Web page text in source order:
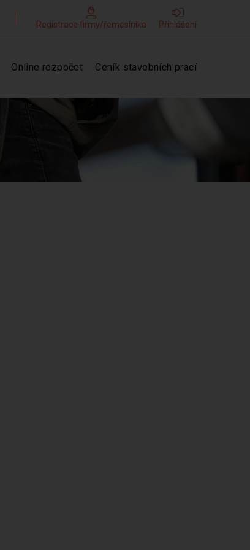
Registrace firmy/řemeslníka Přihlášení
Online rozpočet Ceník stavebních prací